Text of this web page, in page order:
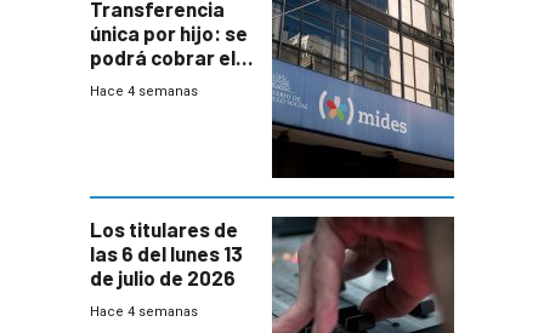
Transferencia
única por hijo: se
podrá cobrar el
100% en efectivo
Hace 4 semanas
Los titulares de
las 6 del lunes 13
de julio de 2026
Hace 4 semanas